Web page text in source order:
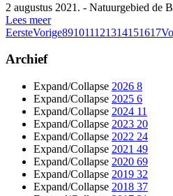
2 augustus 2021. - Natuurgebied de
Lees meer
EersteVorige891011121314151617
Archief
Expand/Collapse 2026 8
Expand/Collapse 2025 6
Expand/Collapse 2024 11
Expand/Collapse 2023 20
Expand/Collapse 2022 24
Expand/Collapse 2021 49
Expand/Collapse 2020 69
Expand/Collapse 2019 32
Expand/Collapse 2018 37